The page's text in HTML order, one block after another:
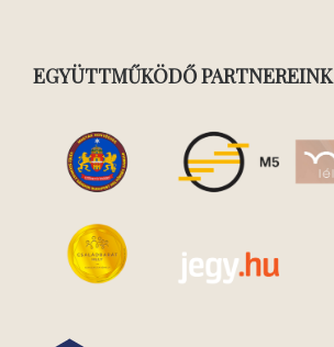
EGYÜTTMŰKÖDŐ PARTNEREINK